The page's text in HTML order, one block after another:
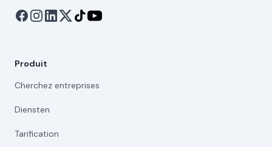
Produit
Cherchez entreprises
Diensten
Tarification